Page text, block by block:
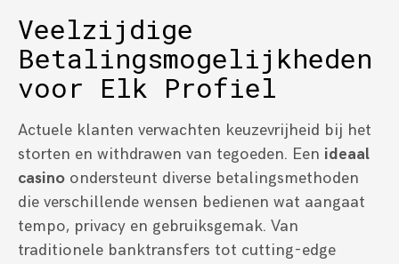
Veelzijdige
Betalingsmogelijkheden
voor Elk Profiel
Actuele klanten verwachten keuzevrijheid bij het
storten en withdrawen van tegoeden. Een ideaal
casino ondersteunt diverse betalingsmethoden
die verschillende wensen bedienen wat aangaat
tempo, privacy en gebruiksgemak. Van
traditionele banktransfers tot cutting-edge